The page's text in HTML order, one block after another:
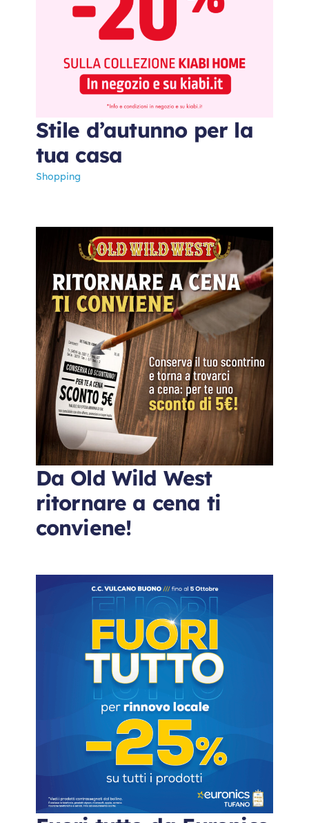
Stile d’autunno per la
tua casa
Shopping
Da Old Wild West
ritornare a cena ti
conviene!